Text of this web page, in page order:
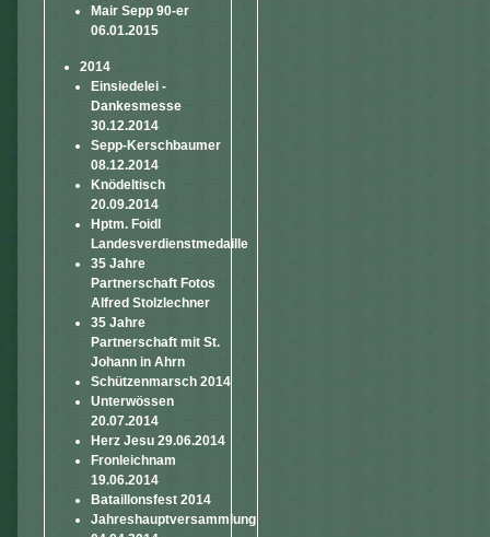
Mair Sepp 90-er
06.01.2015
2014
Einsiedelei -
Dankesmesse
30.12.2014
Sepp-Kerschbaumer
08.12.2014
Knödeltisch
20.09.2014
Hptm. Foidl
Landesverdienstmedaille
35 Jahre
Partnerschaft Fotos
Alfred Stolzlechner
35 Jahre
Partnerschaft mit St.
Johann in Ahrn
Schützenmarsch 2014
Unterwössen
20.07.2014
Herz Jesu 29.06.2014
Fronleichnam
19.06.2014
Bataillonsfest 2014
Jahreshauptversammlung